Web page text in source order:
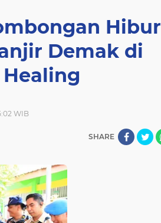
Hibur
Demak di
WIB
SHARE